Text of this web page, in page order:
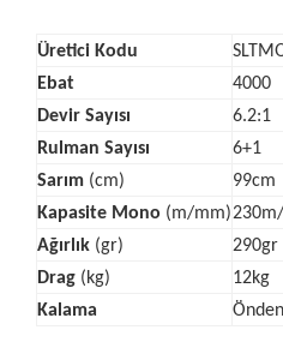
Üretici Kodu
Ebat
4000
Devir Sayısı
6.2:1
Rulman Sayısı
6+1
Sarım (cm)
99cm
Kapasite Mono (m/mm)
Ağırlık (gr)
290gr
Drag (kg)
12kg
Kalama
Önden